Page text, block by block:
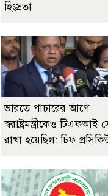
হিংস্রতা
ভারতে পাচারের আগে
স্বরাষ্ট্রমন্ত্রীকেও টিএফআই
রাখা হয়েছিল: চিফ